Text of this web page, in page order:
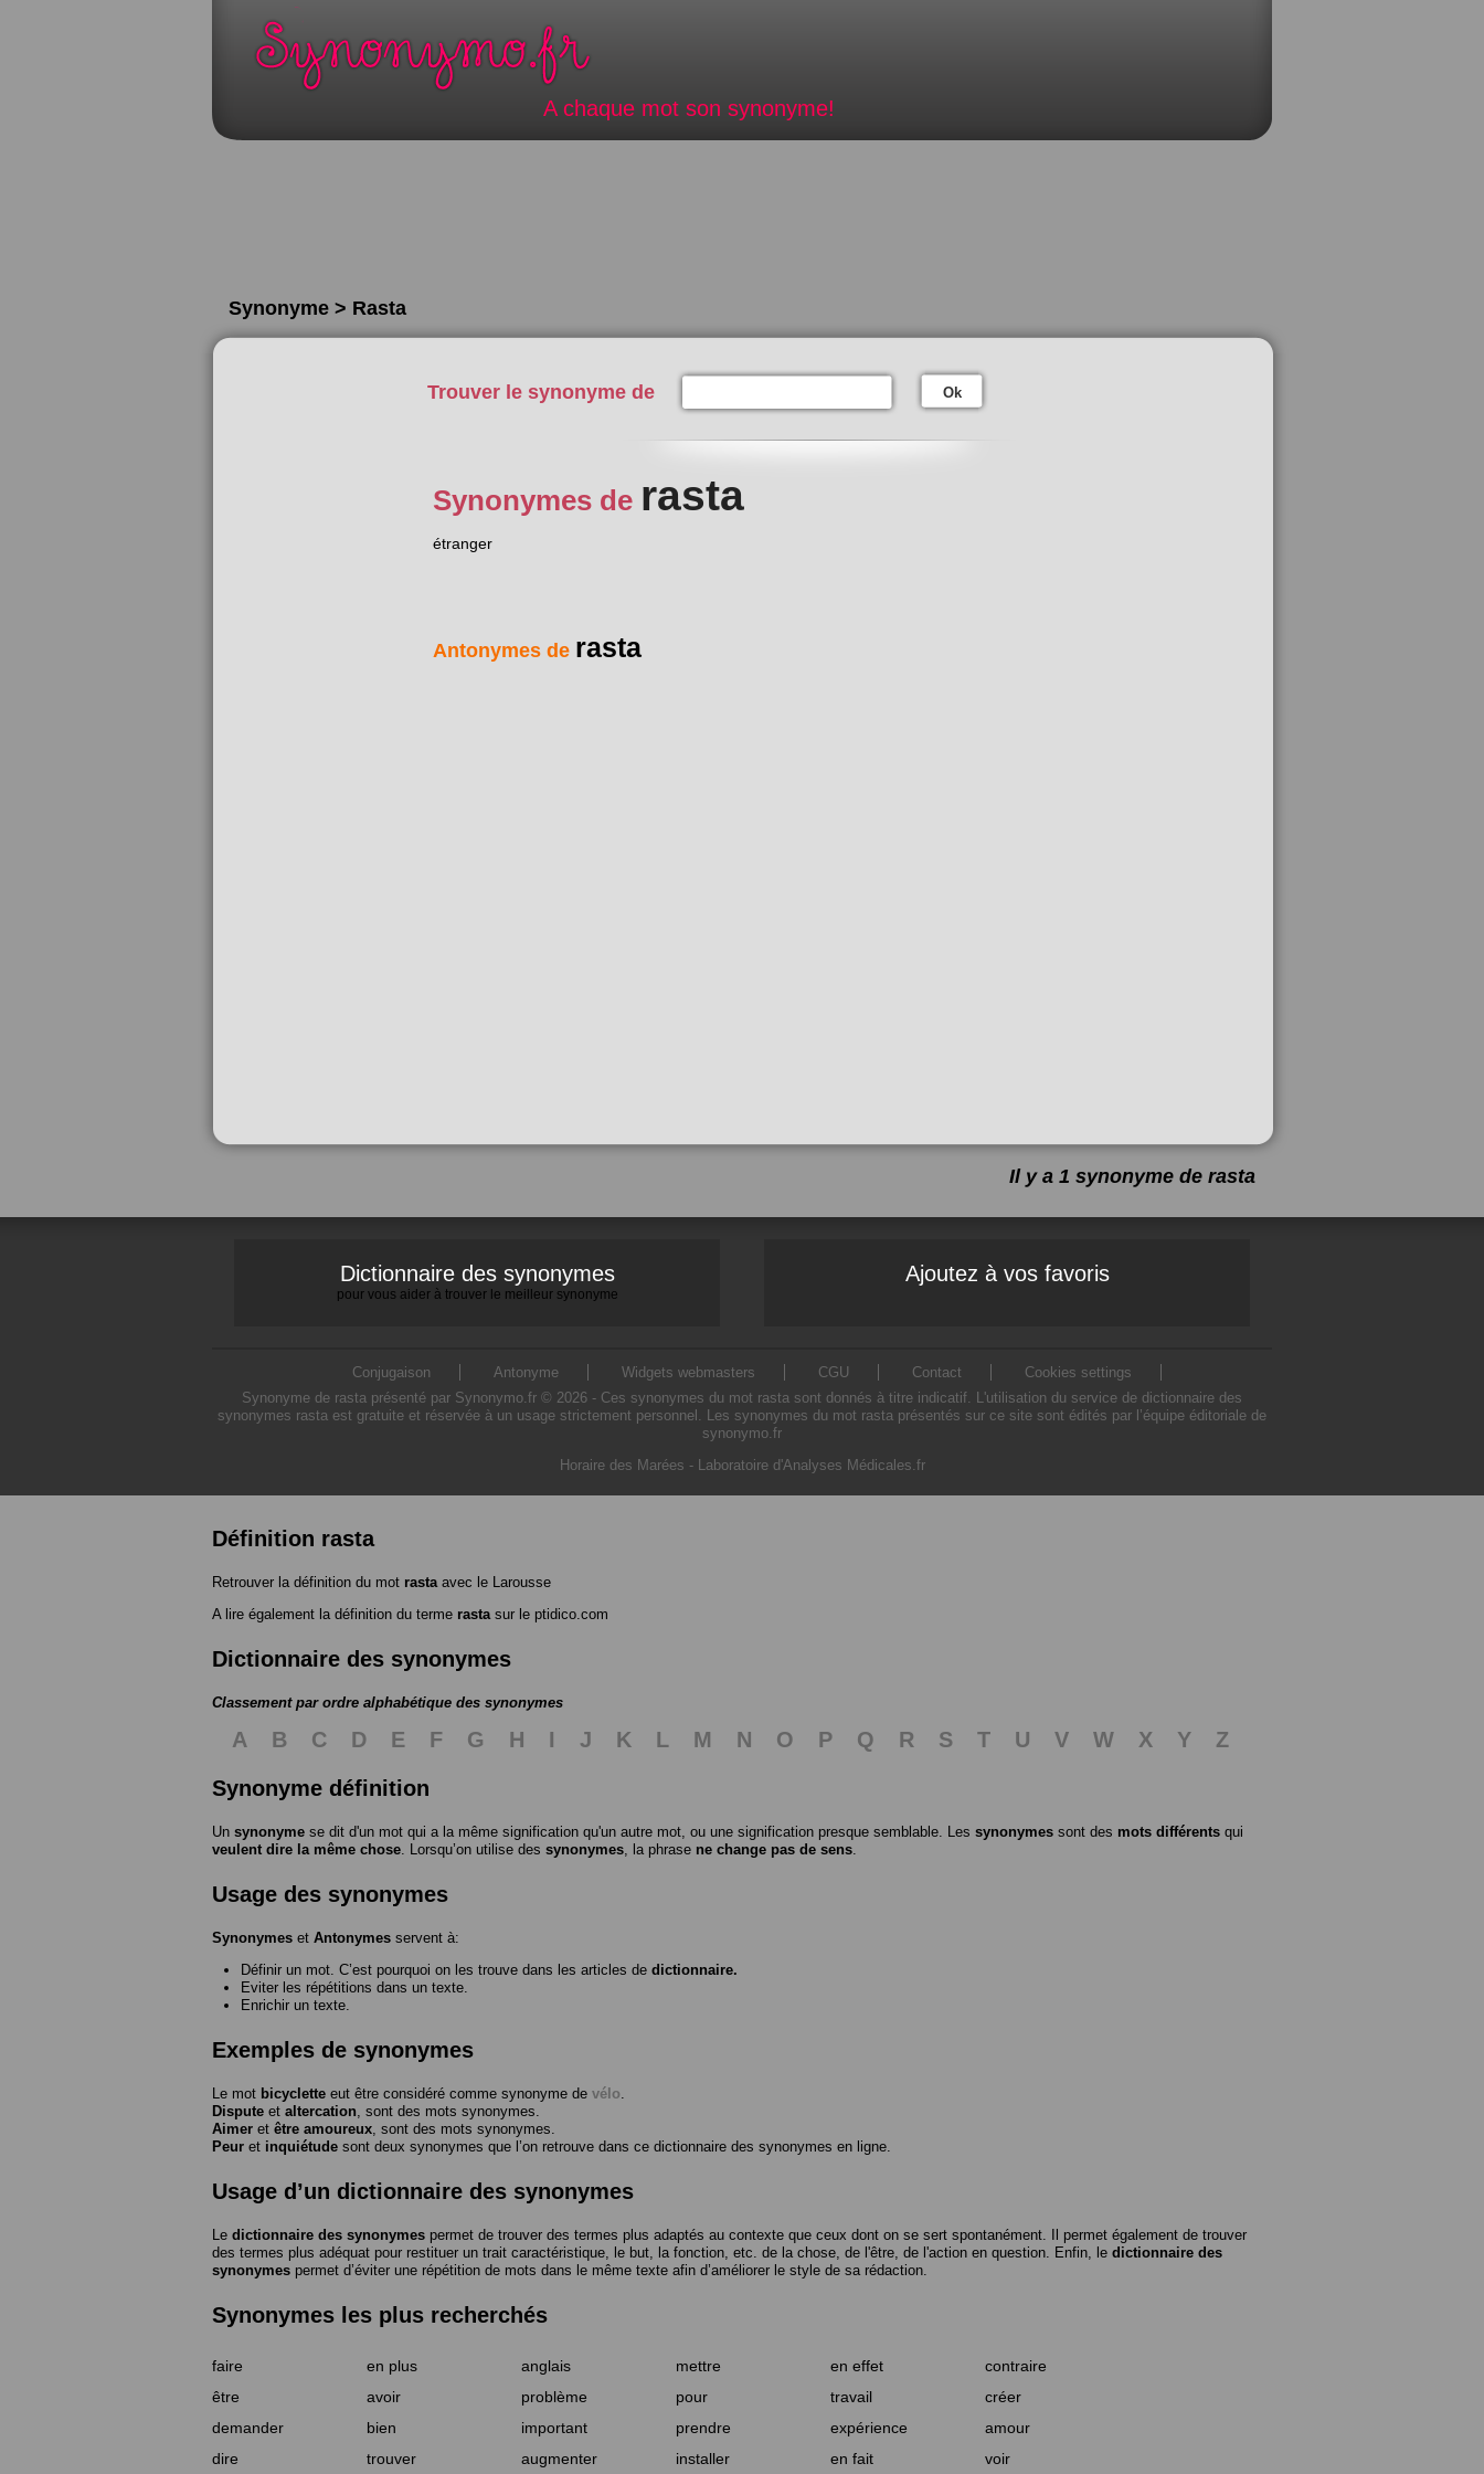
A chaque mot son synonyme!
Synonyme > Rasta
Trouver le synonyme de Ok
Synonymes de rasta
étranger
Antonymes de rasta
Il y a 1 synonyme de rasta
Dictionnaire des synonymes
pour vous aider à trouver le meilleur synonyme
Ajoutez à vos favoris
Conjugaison Antonyme Widgets webmasters CGU Contact
Cookies settings
Synonyme de rasta présenté par Synonymo.fr © 2026 - Ces synonymes du mot rasta sont donnés à titre indicatif. L'utilisation du service de dictionnaire des
synonymes rasta est gratuite et réservée à un usage strictement personnel. Les synonymes du mot rasta présentés sur ce site sont édités par l’équipe éditoriale de
synonymo.fr
Horaire des Marées - Laboratoire d'Analyses Médicales.fr
Définition rasta
Retrouver la définition du mot rasta avec le Larousse
A lire également la définition du terme rasta sur le ptidico.com
Dictionnaire des synonymes
Classement par ordre alphabétique des synonymes
A B C D E F G H I J K L M N O P Q R S T U V W X Y
Z
Synonyme définition
Un synonyme se dit d'un mot qui a la même signification qu'un autre mot, ou une signification presque semblable. Les synonymes sont des mots différents qui
veulent dire la même chose . Lorsqu’on utilise des synonymes , la phrase ne change pas de sens
Usage des synonymes
Synonymes et Antonymes servent à:
Définir un mot. C’est pourquoi on les trouve dans les articles de dictionnaire.
Eviter les répétitions dans un texte.
Enrichir un texte.
Exemples de synonymes
Le mot bicyclette eut être considéré comme synonyme de vélo
Dispute et altercation , sont des mots synonymes.
Aimer et être amoureux , sont des mots synonymes.
Peur et inquiétude sont deux synonymes que l’on retrouve dans ce dictionnaire des synonymes en ligne.
Usage d’un dictionnaire des synonymes
Le dictionnaire des synonymes permet de trouver des termes plus adaptés au contexte que ceux dont on se sert spontanément. Il permet également de trouver
des termes plus adéquat pour restituer un trait caractéristique, le but, la fonction, etc. de la chose, de l'être, de l'action en question. Enfin, le dictionnaire des
synonymes permet d’éviter une répétition de mots dans le même texte afin d’améliorer le style de sa rédaction.
Synonymes les plus recherchés
faire en plus anglais mettre en effet
contraire
être
avoir problème pour travail
créer
demander
bien important prendre expérience
amour
dire
trouver augmenter installer en fait voir